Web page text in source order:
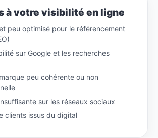
à votre visibilité en ligne
peu optimisé pour le référencement
sur Google et les recherches
peu cohérente ou non
sur les réseaux sociaux
clients issus du digital